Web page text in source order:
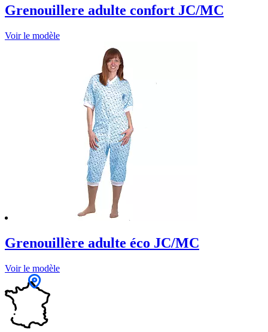
Grenouillere adulte confort JC/MC
Voir le modèle
Grenouillère adulte éco JC/MC
Voir le modèle